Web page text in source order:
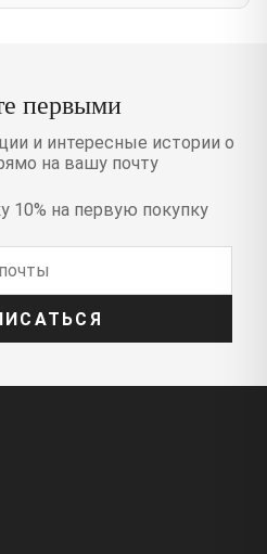
первыми
и интересные истории о
на вашу почту
10% на первую покупку